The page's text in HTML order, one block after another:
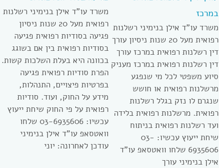
במרכז
משרד עו”ד אילן בנימיני רשלנות
רפואית מעל 20 שנות ניסיון עורך
דין רשלנות רפואית במרכז עורך
דין רשלנות רפואית במרכז מעניק
סיוע משפטי לכל מי שנפגע
מרשלנות רפואית או חושש
שנגרם לו נזק בגלל רשלנות
רפואית. מרשלנות רפואית בלידה
ועד רשלנות רפואית בניתוח
שיחת ייעוץ עכשיו: 03-
6935606 שלחו וואטסאפ עו”ד
אילן בנימיני עורך
משרד עו”ד אילן בנימיני רשלנות
רפואית מעל 20 שנות ניסיון
פגיעה בסודיות רפואית פגיעה
בסודיות רפואית בין אם בשוגג
בכוונה היא בעלת השלכות קשות.
הפרת סודיות רפואית פגיעה
בפרטיות פיצויים, התנהלות,
מידע על החוק, ועוד. סודיות
רפואית על פי החוק שיחת ייעוץ
עכשיו: 03-6935606 שלחו
וואטסאפ עו”ד אילן בנימיני
עודכן לאחרונה: יוני